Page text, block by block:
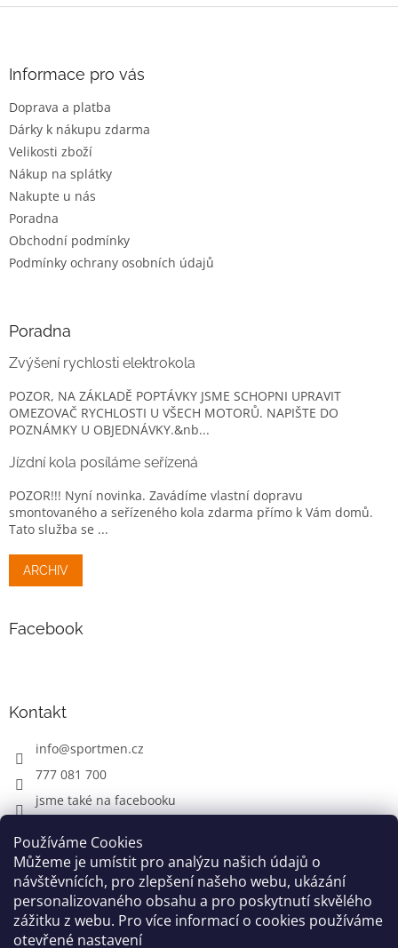
Používáme Cookies
Můžeme je umístit pro analýzu našich údajů o
návštěvnících, pro zlepšení našeho webu, ukázání
personalizovaného obsahu a pro poskytnutí skvělého
zážitku z webu. Pro více informací o cookies používáme
otevřené nastavení
Informace pro vás
Doprava a platba
Dárky k nákupu zdarma
Velikosti zboží
Nákup na splátky
Nakupte u nás
Poradna
Obchodní podmínky
Podmínky ochrany osobních údajů
Poradna
Zvýšení rychlosti elektrokola
POZOR, NA ZÁKLADĚ POPTÁVKY JSME SCHOPNI UPRAVIT
OMEZOVAČ RYCHLOSTI U VŠECH MOTORŮ. NAPIŠTE DO
POZNÁMKY U OBJEDNÁVKY.&nb...
Jízdní kola posíláme seřízená
POZOR!!! Nyní novinka. Zavádíme vlastní dopravu
smontovaného a seřízeného kola zdarma přímo k Vám domů.
Tato služba se ...
ARCHIV
Facebook
Kontakt
info@sportmen.cz
777 081 700
jsme také na facebooku
CYKLO OBLEČENÍ